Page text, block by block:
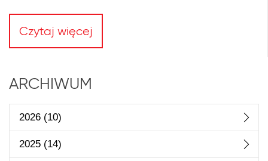
Czytaj więcej
ARCHIWUM
2026 (10)
2025 (14)